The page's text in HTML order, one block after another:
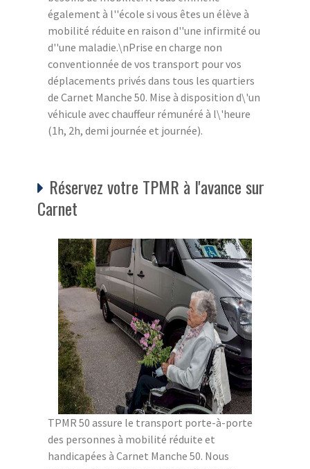
également à l''école si vous êtes un élève à
mobilité réduite en raison d''une infirmité ou
d''une maladie.\nPrise en charge non
conventionnée de vos transport pour vos
déplacements privés dans tous les quartiers
de Carnet Manche 50. Mise à disposition d\'un
véhicule avec chauffeur rémunéré à l\'heure
(1h, 2h, demi journée et journée).
Réservez votre TPMR à l'avance sur
Carnet
TPMR 50 assure le transport porte-à-porte
des personnes à mobilité réduite et
handicapées à Carnet Manche 50. Nous